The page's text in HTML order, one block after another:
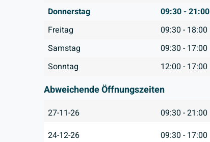
Donnerstag
09:30 - 21:00
Freitag
09:30 - 18:00
Samstag
09:30 - 17:00
Sonntag
12:00 - 17:00
Abweichende Öffnungszeiten
27-11-26
09:30 - 21:00
24-12-26
09:30 - 17:00